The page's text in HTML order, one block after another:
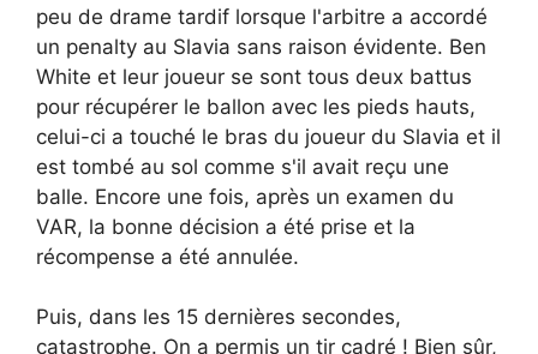
peu de drame tardif lorsque l'arbitre a accordé
un penalty au Slavia sans raison évidente. Ben
White et leur joueur se sont tous deux battus
pour récupérer le ballon avec les pieds hauts,
celui-ci a touché le bras du joueur du Slavia et il
est tombé au sol comme s'il avait reçu une
balle. Encore une fois, après un examen du
VAR, la bonne décision a été prise et la
récompense a été annulée.
Puis, dans les 15 dernières secondes,
catastrophe. On a permis un tir cadré ! Bien sûr,